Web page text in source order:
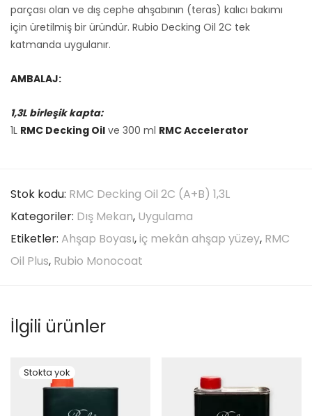
parçası olan ve dış cephe ahşabının (teras) kalıcı bakımı
için üretilmiş bir üründür. Rubio Decking Oil 2C tek
katmanda uygulanır.
AMBALAJ:
1,3L birleşik kapta:
1L RMC Decking Oil ve 300 ml RMC Accelerator
Stok kodu: RMC Decking Oil 2C (A+B) 1,3L
Kategoriler: Dış Mekan, Uygulama
Etiketler: Ahşap Boyası,iç mekân ahşap yüzey, RMC
Oil Plus, Rubio Monocoat
İlgili ürünler